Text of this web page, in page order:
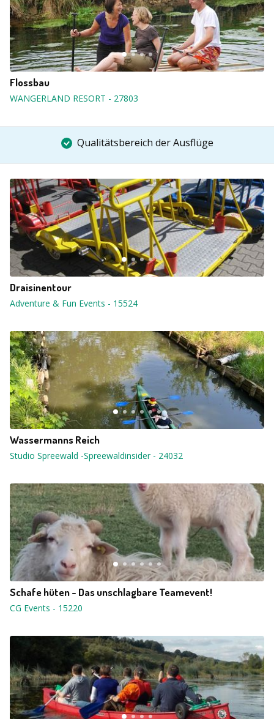
Flossbau
WANGERLAND RESORT - 27803
Qualitätsbereich der Ausflüge
Draisinentour
Adventure & Fun Events - 15524
Wassermanns Reich
Studio Spreewald -Spreewaldinsider - 24032
Schafe hüten - Das unschlagbare Teamevent!
CG Events - 15220